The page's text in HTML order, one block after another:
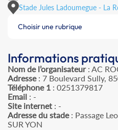
Stade Jules Ladoumegue - La
Choisir une rubrique
Informations
Nom de l’organisateur: AC
Adresse: 7 Boulevard Sully,
Téléphone 1 : 0251379817
Email : -
Site internet : -
Adresse du stade: Passage
SUR YON